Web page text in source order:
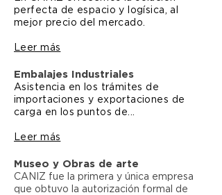
perfecta de espacio y logísica, al
mejor precio del mercado.
Leer más
Embalajes Industriales
Asistencia en los trámites de
importaciones y exportaciones de
carga en los puntos de...
Leer más
Museo y Obras de arte
CANIZ fue la primera y única empresa
que obtuvo la autorización formal de